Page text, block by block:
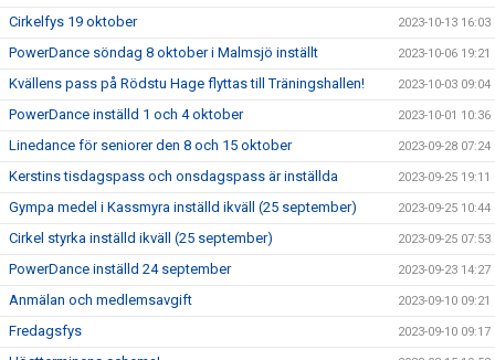
Cirkelfys 19 oktober 2023-10-13 16:03
PowerDance söndag 8 oktober i Malmsjö inställt 2023-10-06 19:21
Kvällens pass på Rödstu Hage flyttas till Träningshallen! 2023-10-03 09:04
PowerDance inställd 1 och 4 oktober 2023-10-01 10:36
Linedance för seniorer den 8 och 15 oktober 2023-09-28 07:24
Kerstins tisdagspass och onsdagspass är inställda 2023-09-25 19:11
Gympa medel i Kassmyra inställd ikväll (25 september) 2023-09-25 10:44
Cirkel styrka inställd ikväll (25 september) 2023-09-25 07:53
PowerDance inställd 24 september 2023-09-23 14:27
Anmälan och medlemsavgift 2023-09-10 09:21
Fredagsfys 2023-09-10 09:17